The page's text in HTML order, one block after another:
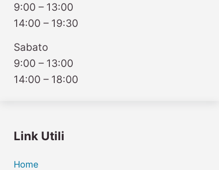
9:00 – 13:00
14:00 – 19:30
Sabato
9:00 – 13:00
14:00 – 18:00
Link Utili
Home